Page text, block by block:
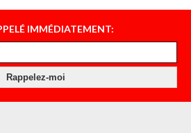
IMMÉDIATEMENT: